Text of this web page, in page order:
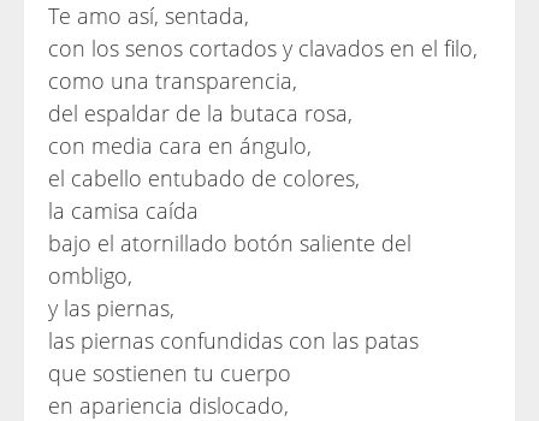
Te amo así, sentada,
con los senos cortados y clavados en el filo,
como una transparencia,
del espaldar de la butaca rosa,
con media cara en ángulo,
el cabello entubado de colores,
la camisa caída
bajo el atornillado botón saliente del
ombligo,
y las piernas,
las piernas confundidas con las patas
que sostienen tu cuerpo
en apariencia dislocado,